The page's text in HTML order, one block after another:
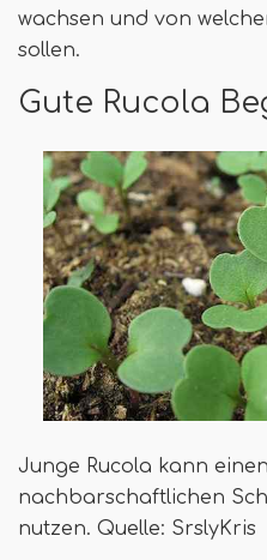
wachsen und von
sollen.
Gute Rucola
Junge Rucola kann
nachbarschaftlichen
nutzen. Quelle: SrslyKris